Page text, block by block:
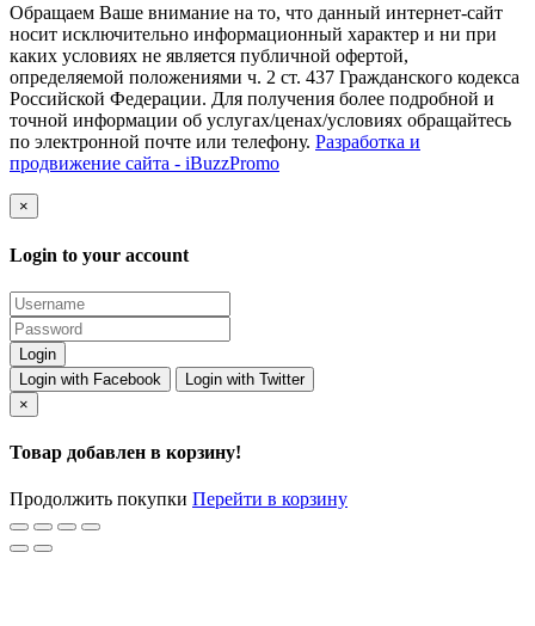
Обращаем Ваше внимание на то, что данный интернет-сайт
носит исключительно информационный характер и ни при
каких условиях не является публичной офертой,
определяемой положениями ч. 2 ст. 437 Гражданского кодекса
Российской Федерации. Для получения более подробной и
точной информации об услугах/ценах/условиях обращайтесь
по электронной почте или телефону. Разработка и
продвижение сайта - iBuzzPromo
×
Login to your account
Login with Facebook
Login with Twitter
×
Товар добавлен в корзину!
Продолжить покупки Перейти в корзину